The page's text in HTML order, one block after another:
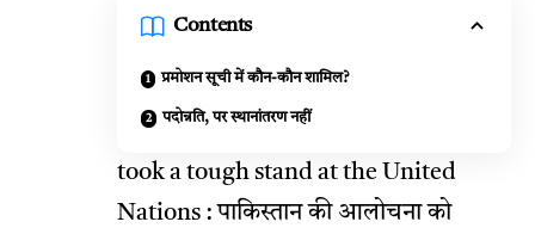
Contents
प्रमोशन सूची में कौन-कौन शामिल?
पदोन्नति, पर स्थानांतरण नहीं
took a tough stand at the United
Nations : पाकिस्तान की आलोचना को